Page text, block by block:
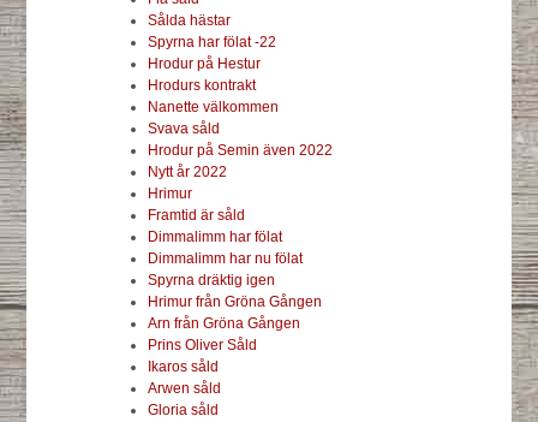
Sålda hästar
Spyrna har fölat -22
Hrodur på Hestur
Hrodurs kontrakt
Nanette välkommen
Svava såld
Hrodur på Semin även 2022
Nytt år 2022
Hrimur
Framtid är såld
Dimmalimm har fölat
Dimmalimm har nu fölat
Spyrna dräktig igen
Hrimur från Gröna Gången
Arn från Gröna Gången
Prins Oliver Såld
Ikaros såld
Arwen såld
Gloria såld